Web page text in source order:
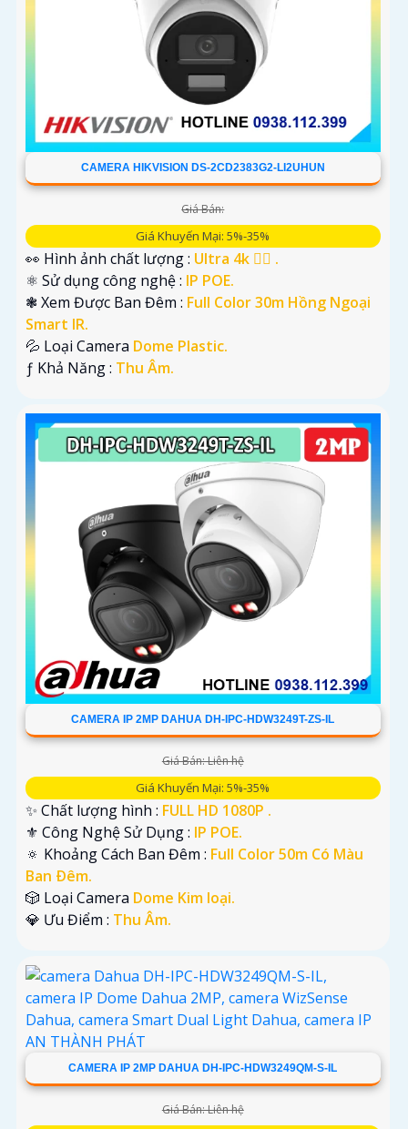
CAMERA HIKVISION DS-2CD2383G2-LI2UHUN
Giá Bán:
Giá Khuyến Mại: 5%-35%
👀 Hình ảnh chất lượng : Ultra 4k 👍🏾 .
⚛️ Sử dụng công nghệ : IP POE.
❃ Xem Được Ban Đêm : Full Color 30m Hồng Ngoại
Smart IR.
💦 Loại Camera Dome Plastic.
️ƒ Khả Năng : Thu Âm.
CAMERA IP 2MP DAHUA DH-IPC-HDW3249T-ZS-IL
Giá Bán: Liên hệ
Giá Khuyến Mại: 5%-35%
✨ Chất lượng hình : FULL HD 1080P .
⚜️ Công Nghệ Sử Dụng : IP POE.
🔅 Khoảng Cách Ban Đêm : Full Color 50m Có Màu
Ban Ðêm.
🎲 Loại Camera Dome Kim loại.
️💎 Ưu Điểm : Thu Âm.
CAMERA IP 2MP DAHUA DH-IPC-HDW3249QM-S-IL
Giá Bán: Liên hệ